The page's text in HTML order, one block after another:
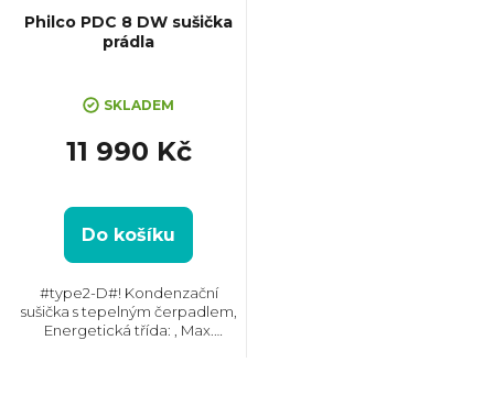
p
k
Philco PDC 8 DW sušička
prádla
SKLADEM
11 990 Kč
Do košíku
#type2-D#! Kondenzační
sušička s tepelným čerpadlem,
Energetická třída: , Max.